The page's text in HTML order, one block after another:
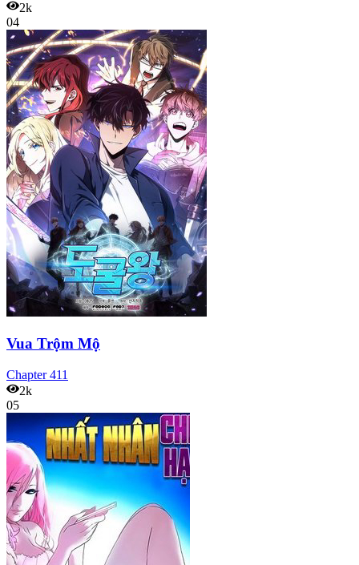
2k
04
Vua Trộm Mộ
Chapter411
2k
05